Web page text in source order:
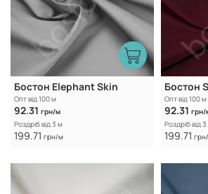
Бостон Elephant Skin
Опт від 100 м
92.31 грн/м
Роздріб від 3 м
199.71 грн/м
Бостон
Опт від 100 м
92.31 грн/
Роздріб від
199.71